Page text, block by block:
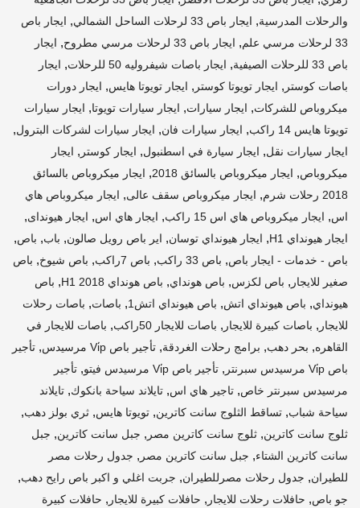
والرحلات المدرسية, ايجار باص 33 لرحلات الساحل الشمالي , ايجار باص
33 لرحلات مرسي علم
, ايجار باص 33 لرحلات مرسي مطروح , ايجار
باص 33 للرحلات الصيفية
, ايجار باصات شيفروليه 50 للرحلات , ايجار
باصات كوستر , ايجار تويوتا كوستر , ايجار تويوتا هايس, ايجار دورات
ميكروباص للشركات, ايجار سيارات, ايجار سيارات تويوتا, ايجار سيارات
تويوتا هايس 14 راكب
, ايجار سيارات فان, ايجار سيارات لشركات البترول,
ايجار سيارات نقل, ايجار سيارة في اسطنبول, ايجار كوستر , ايجار
ميكروباص, ايجار ميكروباص بالسائق 2018 , ايجار ميكروباص بالسائق
2018 رحلات شرم
, ايجار ميكروباص سقف عالى, ايجار ميكروباص هاي
اس, ايجار ميكروباص هاي اس 15 راكب , ايجار هاي اس, ايجار هيونداى,
ايجار هيونداي H1 , ايجار هيونداي توسان, اير باص رويل صالون, باب, باص,
باص - خدمات - ايجار باص, باص 33 راكب , باص 7راكب , باص شيوخ, باص
صغير للايجار , باص لكزس, باص هونداي, باص هونداي H1 2018 , باص
هيونداي, باص هيونداي اتش, باص هيونداي اتش1 , باصات, باصات رحلات
للايجار , باصات كبيرة للايجار , باصات للايجار 50راكب , باصات للايجار في
القاهره, بحر دهب, برامج رحلات الغردقة, تأجير باص Vi̇p مرسيدس , تأجير
باص Vi̇p مرسيدس سبرنتر
, تأجير باص Vi̇p مرسيدس فيتو , تأجير
مرسيدس سبرنتر خاص, تاجير هاي اس, تايلاند سياحة بانكوك, تايلاند
سياحة شباب, تساقط الثلوج سانت كاترين, تويوتا هايس, ثري بولز دهب,
ثلوج سانت كاترين, ثلوج سانت كاترين مصر , جبل سانت كاترين, جبل
سانت كاترين الشتاء, جبل سانت كاترين مصر , جدول رحلات مصر
للطيران, جدول رحلات مصرللطيران, جربت اغلي و اكبر باص رايح دهب,
جو باص, حافلات رحلات للايجار , حافلات كبيرة للايجار , حافلات كبيرة